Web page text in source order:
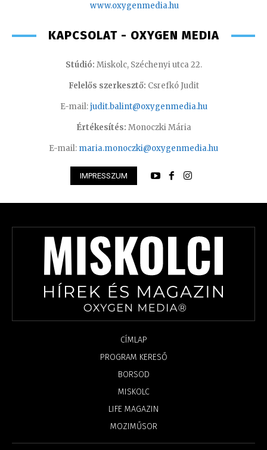
www.oxygenmedia.hu
KAPCSOLAT - OXYGEN MEDIA
Stúdió: Miskolc, Széchenyi utca 22.
Felelős szerkesztő: Csrefkó Judit
E-mail:judit.balint@oxygenmedia.hu
Értékesítés: Monoczki Mária
E-mail: maria.monoczki@oxygenmedia.hu
IMPRESSZUM
CÍMLAP
PROGRAM KERESŐ
BORSOD
MISKOLC
LIFE MAGAZIN
MOZIMŰSOR